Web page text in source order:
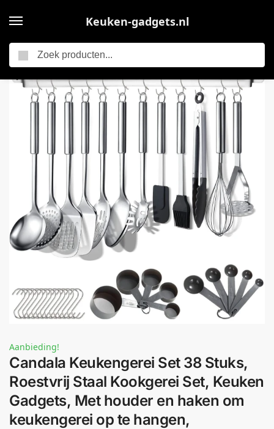
Keuken-gadgets.nl
Keukengerei / Candala Keukengerei Set 38 Stuks, Roestvrij Staal Kookgerei Set, Keuken Gadgets, Met houder en haken om keukengerei op te hangen, Vaatwasserbestending
Aanbieding!
Candala Keukengerei Set 38 Stuks,
Roestvrij Staal Kookgerei Set, Keuken
Gadgets, Met houder en haken om
keukengerei op te hangen,